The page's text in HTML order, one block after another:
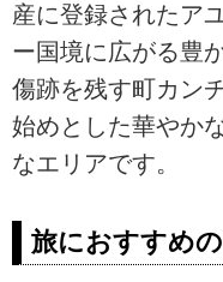
産に登録されたア
ー国境に広がる豊
傷跡を残す町カン
始めとした華やか
なエリアです。
旅におすすめ